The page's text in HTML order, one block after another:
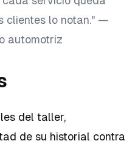
clientes lo notan." —
automotriz
del taller,
de su historial contra